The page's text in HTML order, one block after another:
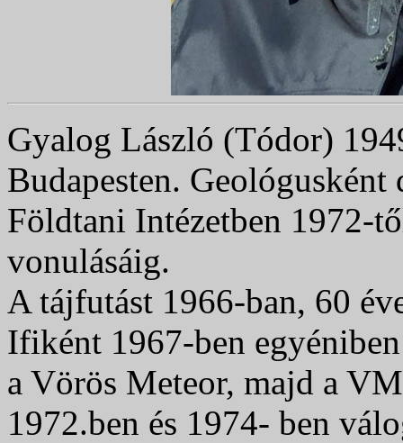
Gyalog László (Tódor)
Budapesten.
Földtani Intézetben 1972-
vonulásáig.
A tájfutást 1966-ban, 60
Ifiként 1967-ben
a Vörös Meteor, majd a
1972.ben és 1974- ben